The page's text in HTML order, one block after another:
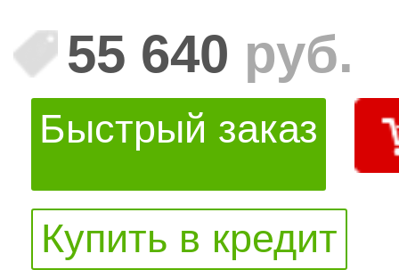
55 640 руб.
Быстрый заказ
Купить в кредит